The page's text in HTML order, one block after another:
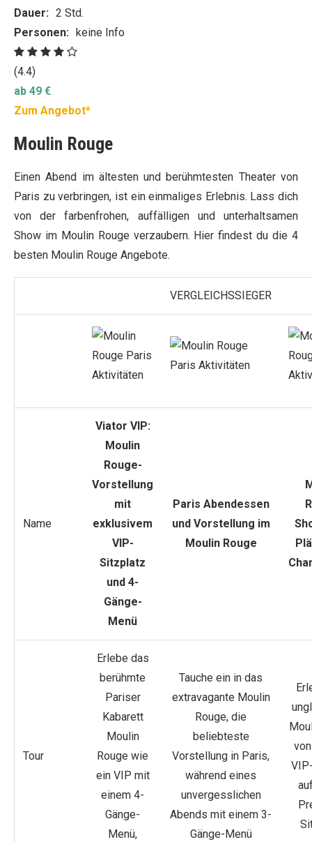
Dauer: 2 Std.
Personen: keine Info
(4.4)
ab 49 €
Zum Angebot*
Moulin Rouge
Einen Abend im ältesten und berühmtesten Theater von
Paris zu verbringen, ist ein einmaliges Erlebnis. Lass dich
von der farbenfrohen, auffälligen und unterhaltsamen
Show im Moulin Rouge verzaubern. Hier findest du die 4
besten Moulin Rouge Angebote.
VERGLEICHSSIEGER
Name
Viator VIP:
Moulin
Rouge-
Vorstellung
mit
exklusivem
VIP-
Sitzplatz
und 4-
Gänge-
Menü
Paris Abendessen
und Vorstellung im
Moulin Rouge
Tour
Erlebe das
berühmte
Pariser
Kabarett
Moulin
Rouge wie
ein VIP mit
einem 4-
Gänge-
Menü,
Tauche ein in das
extravagante Moulin
Rouge, die
beliebteste
Vorstellung in Paris,
während eines
unvergesslichen
Abends mit einem 3-
Gänge-Menü